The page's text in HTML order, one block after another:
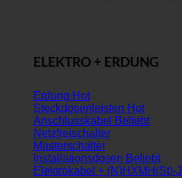
ELEKTRO + ERDUNG
Erdung
Steckdosenleisten
Anschlusskabel
Netzfreischalter
Masterschalter
Installationsdosen
Elektrokabel + (N)HXMH(St)-J